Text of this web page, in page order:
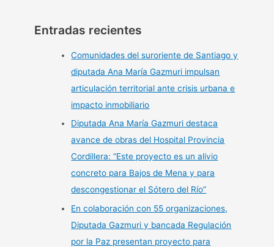
Entradas recientes
Comunidades del suroriente de Santiago y
diputada Ana María Gazmuri impulsan
articulación territorial ante crisis urbana e
impacto inmobiliario
Diputada Ana María Gazmuri destaca
avance de obras del Hospital Provincia
Cordillera: “Este proyecto es un alivio
concreto para Bajos de Mena y para
descongestionar el Sótero del Río”
En colaboración con 55 organizaciones,
Diputada Gazmuri y bancada Regulación
por la Paz presentan proyecto para